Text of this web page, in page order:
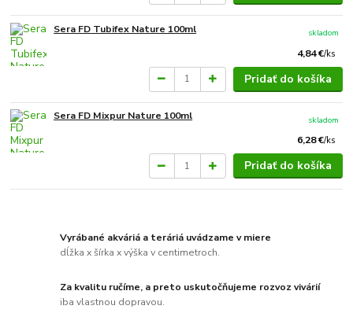
Sera FD Tubifex Nature 100ml
4,84 €/ks
skladom
Pridať do košíka
Sera FD Mixpur Nature 100ml
6,28 €/ks
skladom
Pridať do košíka
Vyrábané akváriá a teráriá uvádzame v miere
dĺžka x šírka x výška v centimetroch.
Za kvalitu ručíme, a preto uskutočňujeme rozvoz vivárií
iba vlastnou dopravou.